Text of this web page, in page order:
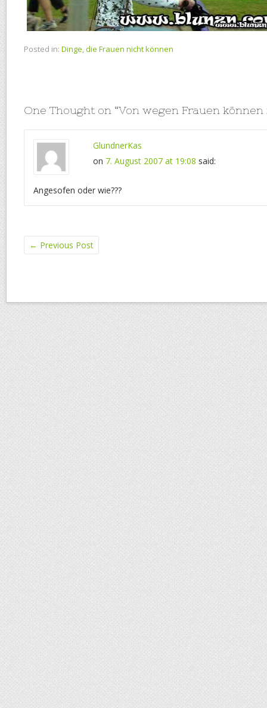
Posted in: Dinge, die Frauen nicht können
One Thought on “Von wegen Frauen
GlundnerKas
on 7. August 2007 at 19:08 said:
Angesofen oder wie???
← Previous Post